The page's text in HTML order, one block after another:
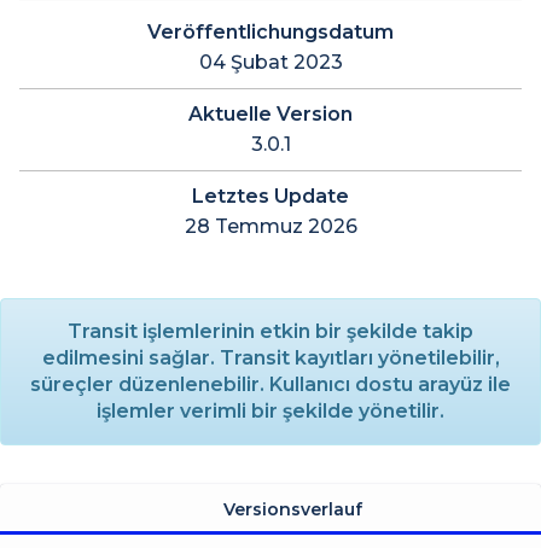
Veröffentlichungsdatum
04 Şubat 2023
Aktuelle Version
3.0.1
Letztes Update
28 Temmuz 2026
Transit işlemlerinin etkin bir şekilde takip
edilmesini sağlar. Transit kayıtları yönetilebilir,
süreçler düzenlenebilir. Kullanıcı dostu arayüz ile
işlemler verimli bir şekilde yönetilir.
Versionsverlauf